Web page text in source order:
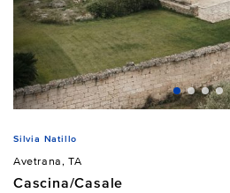
Silvia Natillo
Avetrana, TA
Cascina/Casale